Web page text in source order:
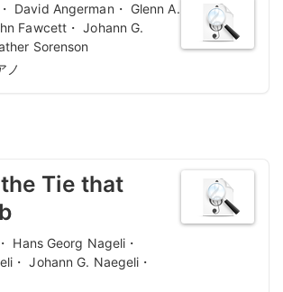
David Angerman・ Glenn A.
Fawcett・ Johann G.
Sorenson
ノ
Tie that
Hans Georg Nageli・
・ Johann G. Naegeli・